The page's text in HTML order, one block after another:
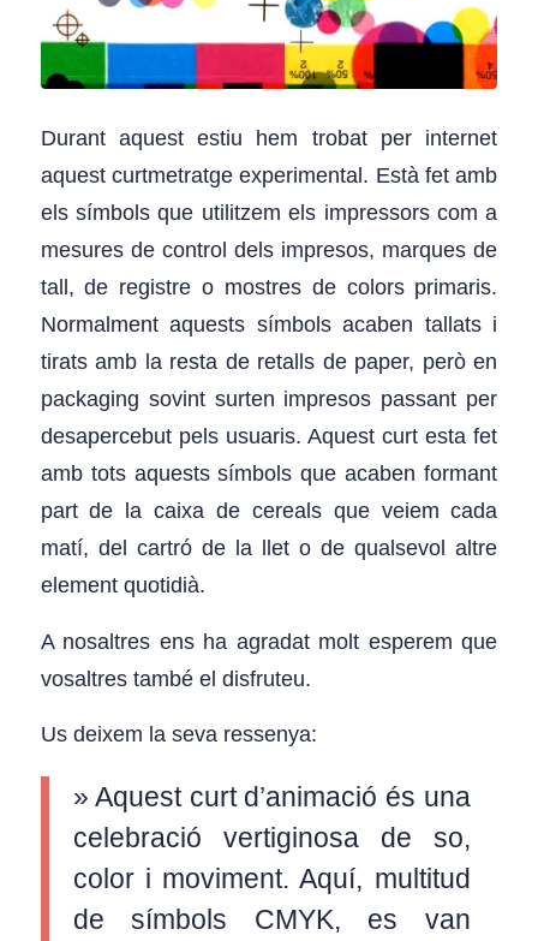
Durant aquest estiu hem trobat per internet
aquest curtmetratge experimental. Està fet amb
els símbols que utilitzem els impressors com a
mesures de control dels impresos, marques de
tall, de registre o mostres de colors primaris.
Normalment aquests símbols acaben tallats i
tirats amb la resta de retalls de paper, però en
packaging sovint surten impresos passant per
desapercebut pels usuaris. Aquest curt esta fet
amb tots aquests símbols que acaben formant
part de la caixa de cereals que veiem cada
matí, del cartró de la llet o de qualsevol altre
element quotidià.
A nosaltres ens ha agradat molt esperem que
vosaltres també el disfruteu.
Us deixem la seva ressenya:
» Aquest curt d’animació és una
celebració vertiginosa de so,
color i moviment. Aquí, multitud
de símbols CMYK, es van